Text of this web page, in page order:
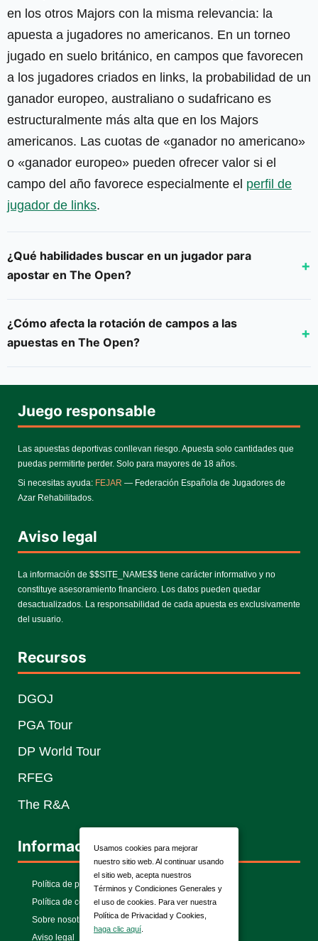
en los otros Majors con la misma relevancia: la
apuesta a jugadores no americanos. En un torneo
jugado en suelo británico, en campos que favorecen
a los jugadores criados en links, la probabilidad de un
ganador europeo, australiano o sudafricano es
estructuralmente más alta que en los Majors
americanos. Las cuotas de «ganador no americano»
o «ganador europeo» pueden ofrecer valor si el
campo del año favorece especialmente el perfil de
jugador de links.
¿Qué habilidades buscar en un jugador para
apostar en The Open?
¿Cómo afecta la rotación de campos a las
apuestas en The Open?
Juego responsable
Las apuestas deportivas conllevan riesgo. Apuesta solo cantidades que
puedas permitirte perder. Solo para mayores de 18 años.
Si necesitas ayuda: FEJAR — Federación Española de Jugadores de
Azar Rehabilitados.
Aviso legal
La información de $$SITE_NAME$$ tiene carácter informativo y no
constituye asesoramiento financiero. Los datos pueden quedar
desactualizados. La responsabilidad de cada apuesta es exclusivamente
del usuario.
Recursos
DGOJ
PGA Tour
DP World Tour
RFEG
The R&A
Información
Política de privacidad
Política de cookies
Sobre nosotros
Aviso legal
Usamos cookies para mejorar
nuestro sitio web. Al continuar usando
el sitio web, acepta nuestros
Términos y Condiciones Generales y
el uso de cookies. Para ver nuestra
Política de Privacidad y Cookies,
haga clic aquí